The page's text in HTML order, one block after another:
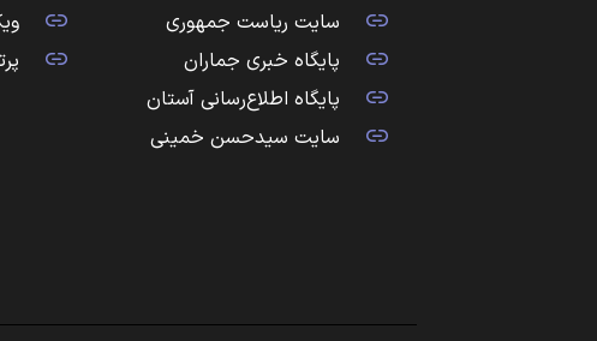
سایت ریاست جمهوری
پایگاه خبری جماران
پایگاه اطلاع‌رسانی آستان
سایت سیدحسن خمینی